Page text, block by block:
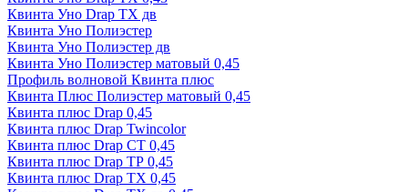
Квинта Уно Drap ТХ дв
Квинта Уно Полиэстер
Квинта Уно Полиэстер дв
Квинта Уно Полиэстер матовый 0,45
Профиль волновой Квинта плюс
Квинта Плюс Полиэстер матовый 0,45
Квинта плюс Drap 0,45
Квинта плюс Drap Twincolor
Квинта плюс Drap СТ 0,45
Квинта плюс Drap ТР 0,45
Квинта плюс Drap ТХ 0,45